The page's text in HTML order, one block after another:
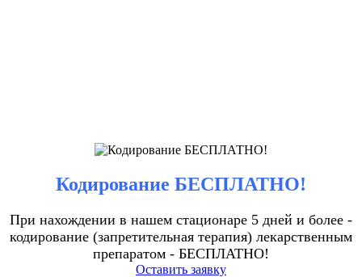
Кодирование БЕСПЛАТНО!
При нахождении в нашем стационаре 5 дней и более -
кодирование (запретительная терапия) лекарственным
препаратом - БЕСПЛАТНО!
Оставить заявку